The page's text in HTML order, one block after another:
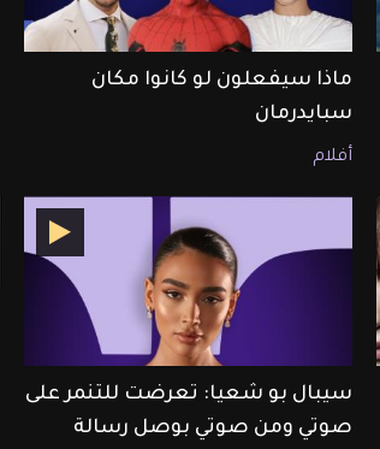
ماذا سيفعلون لو كانوا مكان
سبايدرمان
أفلام
سيبال بو شعيا: تعرضت للتنمر على
صوتي ومن صوتي بوصل رسالة